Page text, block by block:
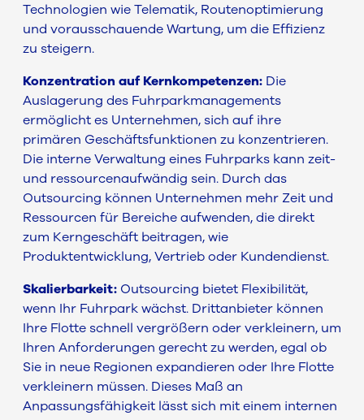
Technologien wie Telematik, Routenoptimierung
und vorausschauende Wartung, um die Effizienz
zu steigern.
Konzentration auf Kernkompetenzen: Die
Auslagerung des Fuhrparkmanagements
ermöglicht es Unternehmen, sich auf ihre
primären Geschäftsfunktionen zu konzentrieren.
Die interne Verwaltung eines Fuhrparks kann zeit-
und ressourcenaufwändig sein. Durch das
Outsourcing können Unternehmen mehr Zeit und
Ressourcen für Bereiche aufwenden, die direkt
zum Kerngeschäft beitragen, wie
Produktentwicklung, Vertrieb oder Kundendienst.
Skalierbarkeit: Outsourcing bietet Flexibilität,
wenn Ihr Fuhrpark wächst. Drittanbieter können
Ihre Flotte schnell vergrößern oder verkleinern, um
Ihren Anforderungen gerecht zu werden, egal ob
Sie in neue Regionen expandieren oder Ihre Flotte
verkleinern müssen. Dieses Maß an
Anpassungsfähigkeit lässt sich mit einem internen